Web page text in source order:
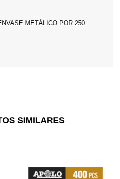
METÁLICO POR 250
SIMILARES